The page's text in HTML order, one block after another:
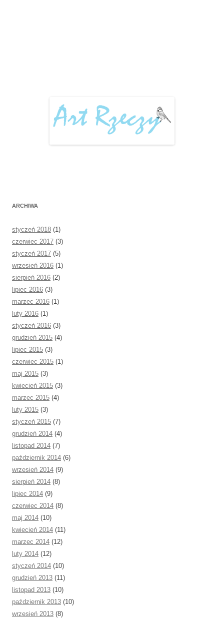
ARCHIWA
styczeń 2018 (1)
czerwiec 2017 (3)
styczeń 2017 (5)
wrzesień 2016 (1)
sierpień 2016 (2)
lipiec 2016 (3)
marzec 2016 (1)
luty 2016 (1)
styczeń 2016 (3)
grudzień 2015 (4)
lipiec 2015 (3)
czerwiec 2015 (1)
maj 2015 (3)
kwiecień 2015 (3)
marzec 2015 (4)
luty 2015 (3)
styczeń 2015 (7)
grudzień 2014 (4)
listopad 2014 (7)
październik 2014 (6)
wrzesień 2014 (9)
sierpień 2014 (8)
lipiec 2014 (9)
czerwiec 2014 (8)
maj 2014 (10)
kwiecień 2014 (11)
marzec 2014 (12)
luty 2014 (12)
styczeń 2014 (10)
grudzień 2013 (11)
listopad 2013 (10)
październik 2013 (10)
wrzesień 2013 (8)